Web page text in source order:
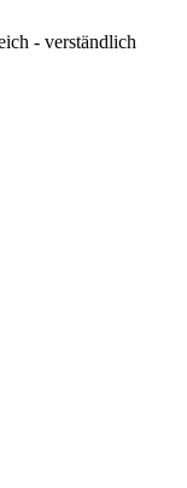
- verständlich